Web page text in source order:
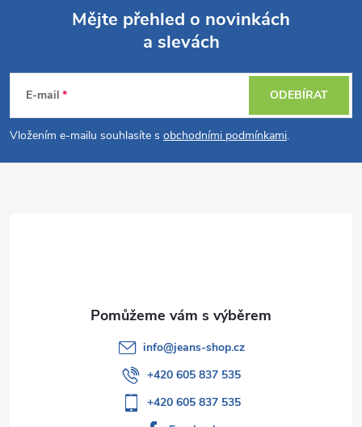
p
a
Mějte přehled o novinkách
a slevách
E-mail
Vložením e-mailu souhlasíte s obchodními podmínkami.
ODEBÍRAT
info@jeans-shop.cz
+420 605 837 535
+420 605 837 535